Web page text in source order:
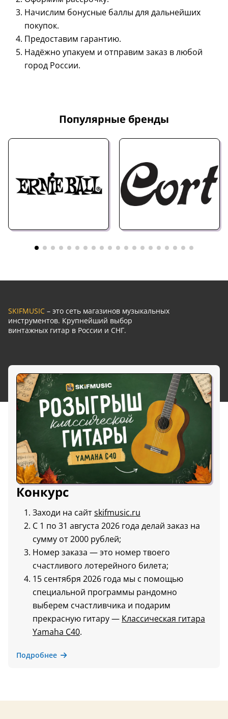
Начислим бонусные баллы для дальнейших
покупок.
Предоставим гарантию.
Надёжно упакуем и отправим заказ в любой
город России.
Популярные бренды
SKIFMUSIC – это сеть магазинов музыкальных
инструментов. Крупнейший выбор
винтажных гитар в России и СНГ.
Конкурс
Заходи на сайтskifmusic.ru
С 1 по 31 августа 2026 года делай заказ на
сумму от 2000 рублей;
Номер заказа — это номер твоего
счастливого лотерейного билета;
15 сентября 2026 года мы с помощью
специальной программы рандомно
выберем счастливчика и подарим
прекрасную гитару — Классическая гитара
Yamaha C40.
Подробнее